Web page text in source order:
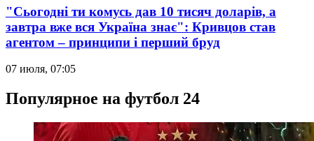
"Сьогодні ти комусь дав 10 тисяч доларів, а
завтра вже вся Україна знає": Кривцов став
агентом – принципи і перший бруд
07 июля, 07:05
Популярное на футбол 24